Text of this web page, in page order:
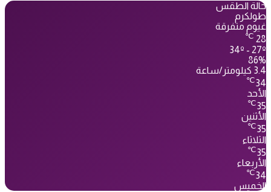
حالة الطقس
طولكرم
غيوم متفرقة
28
℃
34º - 27º
86%
3.4 كيلومتر/ساعة
34
℃
الأحد
35
℃
الأثنين
35
℃
الثلاثاء
35
℃
الأربعاء
34
℃
الخميس